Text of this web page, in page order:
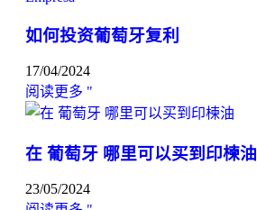
如何投资葡萄牙复利
17/04/2024
阅读更多 "
在 葡萄牙 哪里可以买到印楝油
23/05/2024